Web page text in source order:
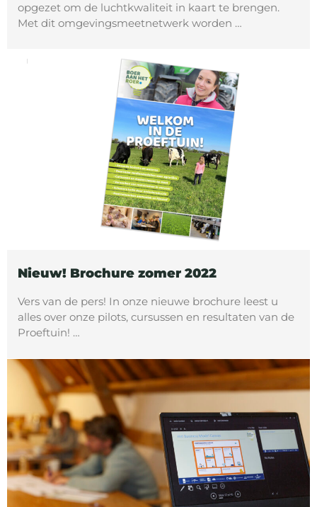
opgezet om de luchtkwaliteit in kaart te brengen.
Met dit omgevingsmeetnetwerk worden …
Nieuw! Brochure zomer 2022
Vers van de pers! In onze nieuwe brochure leest u
alles over onze pilots, cursussen en resultaten van de
Proeftuin! …